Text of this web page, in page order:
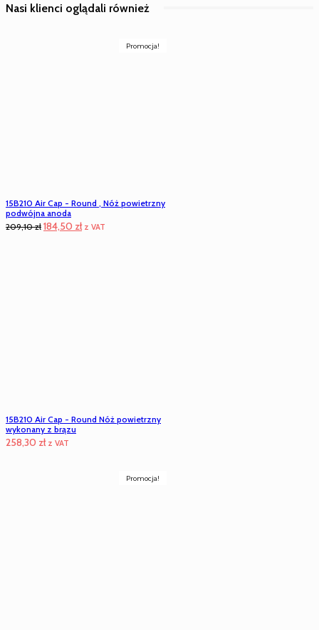
Nasi klienci oglądali również
Promocja!
15B210 Air Cap - Round , Nóż powietrzny
podwójna anoda
209,10zł Pierwotna
184,50 złAktualna
z VAT
15B210 Air Cap - Round Nóż powietrzny
wykonany z brązu
258,30 zł z VAT
Promocja!